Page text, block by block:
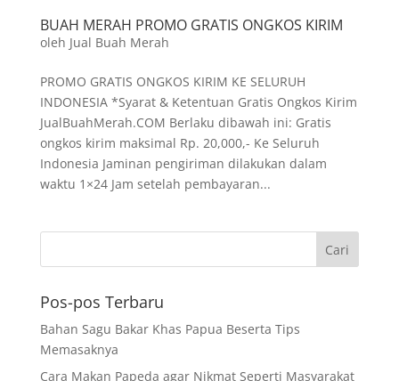
BUAH MERAH PROMO GRATIS ONGKOS KIRIM
oleh Jual Buah Merah
PROMO GRATIS ONGKOS KIRIM KE SELURUH
INDONESIA *Syarat & Ketentuan Gratis Ongkos Kirim
JualBuahMerah.COM Berlaku dibawah ini: Gratis
ongkos kirim maksimal Rp. 20,000,- Ke Seluruh
Indonesia Jaminan pengiriman dilakukan dalam
waktu 1×24 Jam setelah pembayaran...
Pos-pos Terbaru
Bahan Sagu Bakar Khas Papua Beserta Tips
Memasaknya
Cara Makan Papeda agar Nikmat Seperti Masyarakat